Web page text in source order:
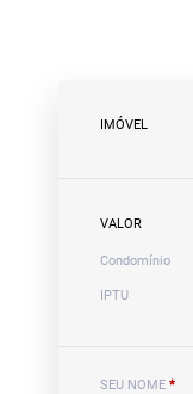
IMÓVEL
VALOR
Condomínio
IPTU
SEU NOME *